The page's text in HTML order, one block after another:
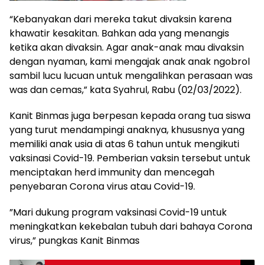
“Kebanyakan dari mereka takut divaksin karena
khawatir kesakitan. Bahkan ada yang menangis
ketika akan divaksin. Agar anak-anak mau divaksin
dengan nyaman, kami mengajak anak anak ngobrol
sambil lucu lucuan untuk mengalihkan perasaan was
was dan cemas,” kata Syahrul, Rabu (02/03/2022).
Kanit Binmas juga berpesan kepada orang tua siswa
yang turut mendampingi anaknya, khususnya yang
memiliki anak usia di atas 6 tahun untuk mengikuti
vaksinasi Covid-19. Pemberian vaksin tersebut untuk
menciptakan herd immunity dan mencegah
penyebaran Corona virus atau Covid-19.
”Mari dukung program vaksinasi Covid-19 untuk
meningkatkan kekebalan tubuh dari bahaya Corona
virus,” pungkas Kanit Binmas